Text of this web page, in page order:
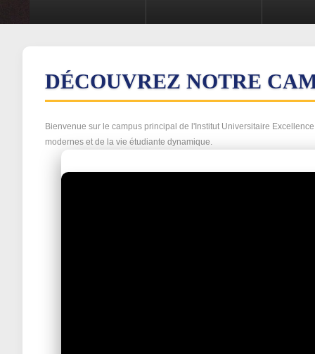
DÉCOUVREZ NOTRE
Bienvenue sur le campus principal de l'Institut Universitaire
modernes et de la vie étudiante dynamique.